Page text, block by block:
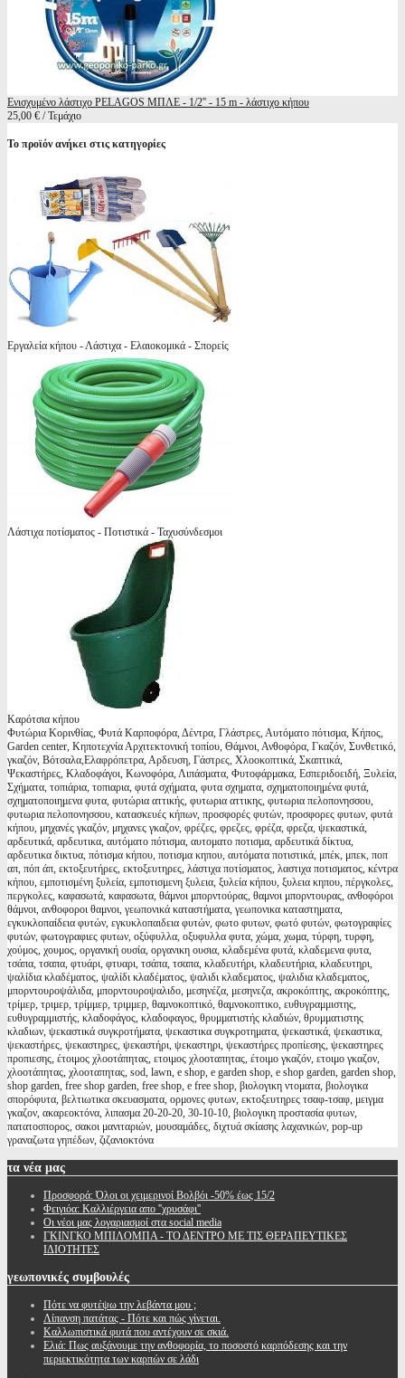
Ενισχυμένο λάστιχο PELAGOS ΜΠΛΕ - 1/2'' - 15 m - λάστιχο κήπου
25,00 € / Τεμάχιο
Το προϊόν ανήκει στις κατηγορίες
Εργαλεία κήπου - Λάστιχα - Ελαιοκομικά - Σπορείς
Λάστιχα ποτίσματος - Ποτιστικά - Ταχυσύνδεσμοι
Καρότσια κήπου
Φυτώρια Κορινθίας, Φυτά Καρποφόρα, Δέντρα, Γλάστρες, Αυτόματο πότισμα, Κήπος,
Garden center, Κηποτεχνία Αρχιτεκτονική τοπίου, Θάμνοι, Ανθοφόρα, Γκαζόν, Συνθετικό,
γκαζόν, Βότσαλα,Ελαφρόπετρα, Αρδευση, Γάστρες, Χλοοκοπτικά, Σκαπτικά,
Ψεκαστήρες, Κλαδοφάγοι, Κωνοφόρα, Λιπάσματα, Φυτοφάρμακα, Εσπεριδοειδή, Ξυλεία,
Σχήματα, τοπιάρια, τοπιαρια, φυτά σχήματα, φυτα σχηματα, σχηματοποιημένα φυτά,
σχηματοποιημενα φυτα, φυτώρια αττικής, φυτωρια αττικης, φυτωρια πελοπονησσου,
φυτωρια πελοπονησσου, κατασκευές κήπων, προσφορές φυτών, προσφορες φυτων, φυτά
κήπου, μηχανές γκαζόν, μηχανες γκαζον, φρέζες, φρεζες, φρέζα, φρεζα, ψεκαστικά,
αρδευτικά, αρδευτικα, αυτόματο πότισμα, αυτοματο ποτισμα, αρδευτικά δίκτυα,
αρδευτικα δικτυα, πότισμα κήπου, ποτισμα κηπου, αυτόματα ποτιστικά, μπέκ, μπεκ, ποπ
απ, πόπ άπ, εκτοξευτήρες, εκτοξευτηρες, λάστιχα ποτίσματος, λαστιχα ποτισματος, κέντρα
κήπου, εμποτισμένη ξυλεία, εμποτισμενη ξυλεια, ξυλεία κήπου, ξυλεια κηπου, πέργκολες,
περγκολες, καφασωτά, καφασωτα, θάμνοι μπορντούρας, θαμνοι μπορντουρας, ανθοφόροι
θάμνοι, ανθοφοροι θαμνοι, γεωπονικά καταστήματα, γεωπονικα καταστηματα,
εγκυκλοπαίδεια φυτών, εγκυκλοπαιδεια φυτών, φωτο φυτων, φωτό φυτών, φωτογραφίες
φυτών, φωτογραφιες φυτων, οξύφυλλα, οξυφυλλα φυτα, χώμα, χωμα, τύρφη, τυρφη,
χούμος, χουμος, οργανική ουσία, οργανικη ουσια, κλαδεμένα φυτά, κλαδεμενα φυτα,
τσάπα, τσαπα, φτυάρι, φτυαρι, τσάπα, τσαπα, κλαδευτήρι, κλαδευτήρια, κλαδευτηρι,
ψαλίδια κλαδέματος, ψαλίδι κλαδέματος, ψαλιδι κλαδεματος, ψαλιδια κλαδεματος,
μπορντουροψάλιδα, μπορντουροψαλιδο, μεσηνέζα, μεσηνεζα, ακροκόπτης, ακροκόπτης,
τρίμερ, τριμερ, τρίμμερ, τριμμερ, θαμνοκοπτικό, θαμνοκοπτικο, ευθυγραμμιστης,
ευθυγραμμιστής, κλαδοφάγος, κλαδοφαγος, θρυμματιστής κλαδιών, θρυμματιστης
κλαδιων, ψεκαστικά συγκροτήματα, ψεκαστικα συγκροτηματα, ψεκαστικά, ψεκαστικα,
ψεκαστήρες, ψεκαστηρες, ψεκαστήρι, ψεκαστηρι, ψεκαστήρες προπίεσης, ψεκαστηρες
προπιεσης, έτοιμος χλοοτάπητας, ετοιμος χλοοταπητας, έτοιμο γκαζόν, ετοιμο γκαζον,
χλοοτάπητας, χλοοταπητας, sod, lawn, e shop, e garden shop, e shop garden, garden shop,
shop garden, free shop garden, free shop, e free shop, βιολογικη ντοματα, βιολογικα
σπορόφυτα, βελτιωτικα σκευασματα, ορμονες φυτων, εκτοξευτηρες τσαφ-τσαφ, μειγμα
γκαζον, ακαρεοκτόνα, λιπασμα 20-20-20, 30-10-10, βιολογικη προστασία φυτων,
πατατοσπορος, σακοι μανιταριών, μουσαμάδες, διχτυά σκίασης λαχανικών, pop-up
γραναζωτα γηπέδων, ζιζανιοκτόνα
τα νέα μας
Προσφορά: Όλοι οι χειμερινοί Βολβόι -50% έως 15/2
Φειγιόα: Καλλιέργεια απο ''χρυσάφι''
Oι νέοι μας λογαριασμοί στα social media
ΓΚΙΝΓΚΟ ΜΠΙΛΟΜΠΑ - ΤΟ ΔΕΝΤΡΟ ΜΕ ΤΙΣ ΘΕΡΑΠΕΥΤΙΚΕΣ
ΙΔΙΟΤΗΤΕΣ
γεωπονικές συμβουλές
Πότε να φυτέψω την λεβάντα μου ;
Λίπανση πατάτας - Πότε και πώς γίνεται.
Καλλωπιστικά φυτά που αντέχουν σε σκιά.
Ελιά: Πως αυξάνουμε την ανθοφορία, το ποσοστό καρπόδεσης και την
περιεκτικότητα των καρπών σε λάδι